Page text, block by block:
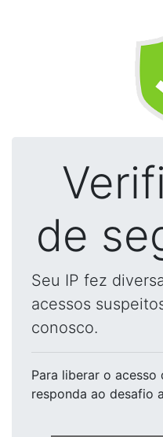
de
Seu IP fez
acessos
conosco.
Para liberar o acesso
responda ao desafio